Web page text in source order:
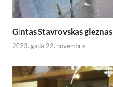
Gintas Stavrovskas gleznas
2023. gada 22. novembris